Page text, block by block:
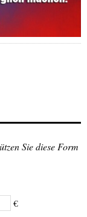
Sie diese Form
€